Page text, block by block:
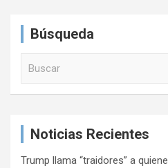
Búsqueda
Noticias Recientes
Trump llama “traidores” a